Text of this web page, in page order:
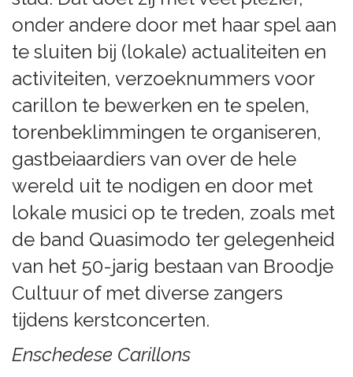
onder andere door met haar spel aan
te sluiten bij (lokale) actualiteiten en
activiteiten, verzoeknummers voor
carillon te bewerken en te spelen,
torenbeklimmingen te organiseren,
gastbeiaardiers van over de hele
wereld uit te nodigen en door met
lokale musici op te treden, zoals met
de band Quasimodo ter gelegenheid
van het 50-jarig bestaan van Broodje
Cultuur of met diverse zangers
tijdens kerstconcerten.
Enschedese Carillons